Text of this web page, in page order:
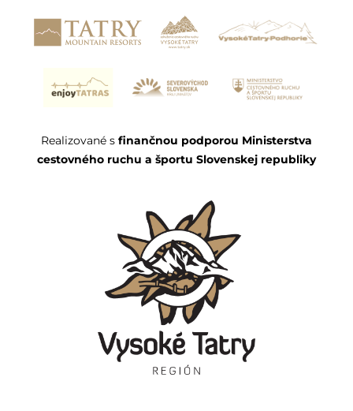
Realizované s finančnou podporou Ministerstva
cestovného ruchu a športu Slovenskej republiky